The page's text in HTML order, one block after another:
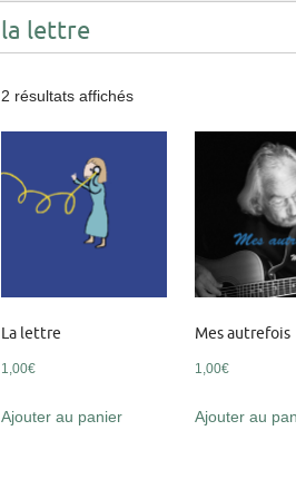
la lettre
2 résultats affichés
La lettre
1,00€
Ajouter au panier
Mes autrefois
1,00€
Ajouter au